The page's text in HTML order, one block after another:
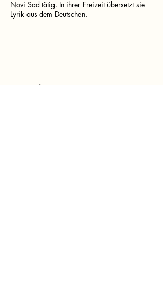
Novi Sad tätig. In ihrer Freizeit übersetzt sie
Lyrik aus dem Deutschen.
Media